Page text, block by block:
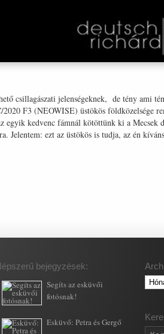
csillagászati jelenségeknek, de tény ami
F3 (NEOWISE) üstökös földközelsége
egyik kedvenc fámnál kötöttünk ki a
Jelentem: ezt az üstökös is tudja, az én
bejegyzések:
Segíts az esküvői
fotósnak!
Esküvő: Petra és Gergő